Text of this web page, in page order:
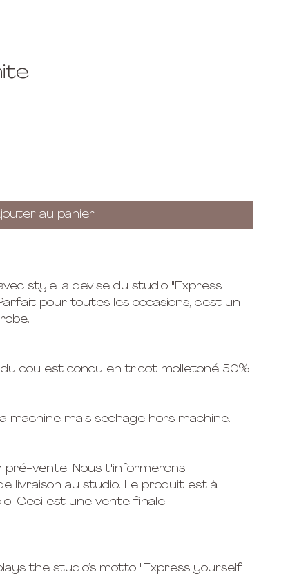
au panier
style la devise du studio "Express
pour toutes les occasions, c'est un
cou est concu en tricot molletoné 50%
machine mais sechage hors machine.
pré-vente. Nous t'informerons
livraison au studio. Le produit est à
Ceci est une vente finale.
the studio’s motto "Express yourself